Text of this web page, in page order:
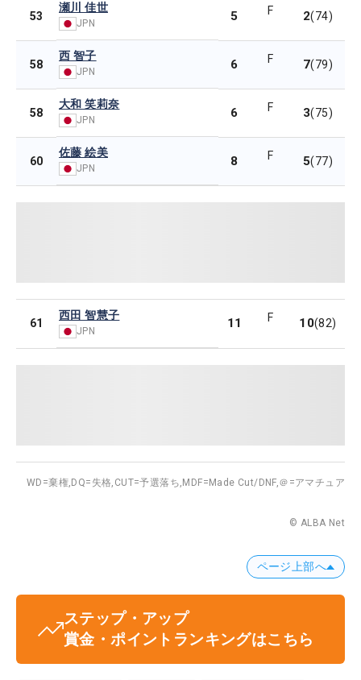
53
瀬川 佳世
JPN 5 F 2(74)
58
西 智子
JPN 6 F 7(79)
58
大和 笑莉奈
JPN 6 F 3(75)
60
佐藤 絵美
JPN 8 F 5(77)
61
西田 智慧子
JPN
11 F 10(82)
WD=棄権, DQ=失格, CUT=予選落ち, MDF=Made Cut/DNF,＠=アマチュア
© ALBA Net
ページ上部へ
ステップ・アップ
賞金・ポイントランキングはこちら